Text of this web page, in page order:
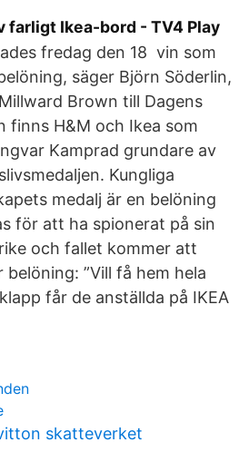
farligt Ikea-bord - TV4 Play
fredag den 18 vin som
säger Björn Söderlin,
Brown till Dagens
finns H&M och Ikea som
Kamprad grundare av
Kungliga
medalj är en belöning
för att ha spionerat på sin
och fallet kommer att
”Vill få hem hela
får de anställda på IKEA
skatteverket